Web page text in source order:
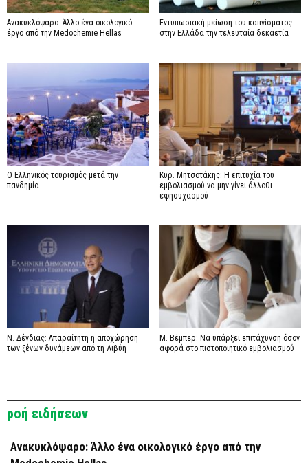
Ανακυκλόψαρο: Άλλο ένα οικολογικό
έργο από την Medochemie Hellas
Εντυπωσιακή μείωση του καπνίσματος
στην Ελλάδα την τελευταία δεκαετία
Ο Ελληνικός τουρισμός μετά την
πανδημία
Κυρ. Μητσοτάκης: Η επιτυχία του
εμβολιασμού να μην γίνει άλλοθι
εφησυχασμού
Ν. Δένδιας: Απαραίτητη η αποχώρηση
των ξένων δυνάμεων από τη Λιβύη
Μ. Βέμπερ: Να υπάρξει επιτάχυνση όσον
αφορά στο πιστοποιητικό εμβολιασμού
ροή ειδήσεων
Ανακυκλόψαρο: Άλλο ένα οικολογικό έργο από την